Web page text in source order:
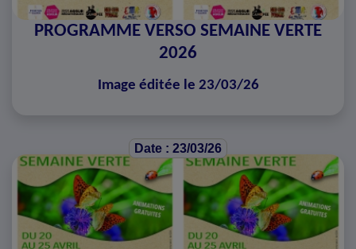
PROGRAMME VERSO SEMAINE VERTE
2026
Image éditée le 23/03/26
Date : 23/03/26